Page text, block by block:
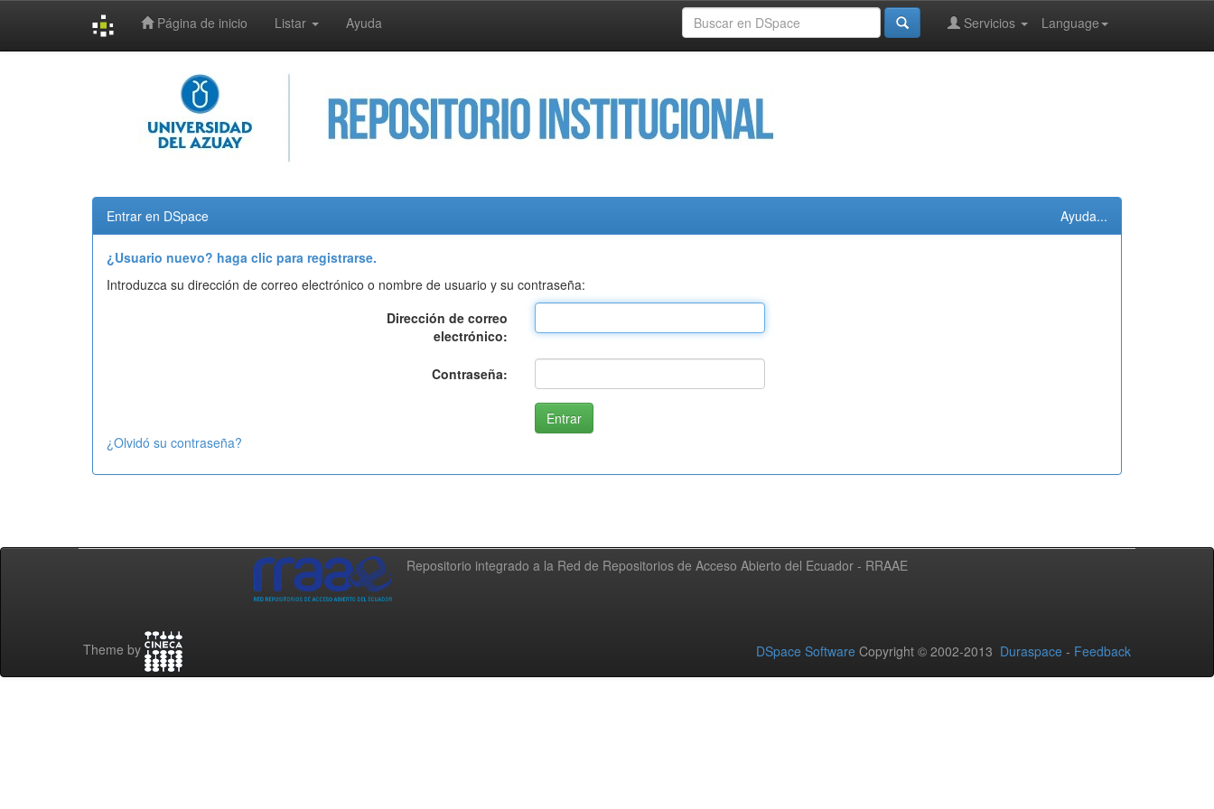
Página de inicio Listar Ayuda Language
Servicios
Entrar en DSpace Ayuda...
¿Usuario nuevo? haga clic para registrarse.
Introduzca su dirección de correo electrónico o nombre de usuario y su contraseña:
Dirección de correo
electrónico:
Contraseña:
¿Olvidó su contraseña?
Repositorio integrado a la Red de Repositorios de Acceso Abierto del Ecuador - RRAAE
Theme by DSpace Software Copyright © 2002-2013 Duraspace - Feedback